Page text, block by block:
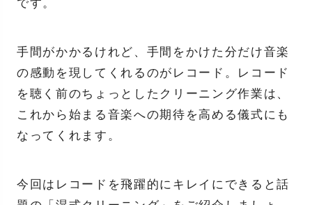
です。
手間がかかるけれど、手間をかけた分だけ音楽
の感動を現してくれるのがレコード。レコード
を聴く前のちょっとしたクリーニング作業は、
これから始まる音楽への期待を高める儀式にも
なってくれます。
今回はレコードを飛躍的にキレイにできると話